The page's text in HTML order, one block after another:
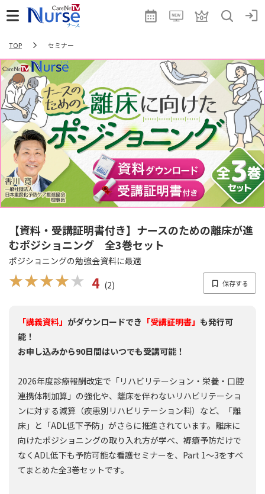
TOP セミナー
【資料・受講証明書付き】ナースのための離床が進
むポジショニング 全3巻セット
ポジショニングの勉強会資料に最適
★★★★★
★★★★★ 4 (2)
「講義資料」 がダウンロードでき 「受講証明書」 も発行可
能！
お申し込みから90日間はいつでも受講可能！
2026年度診療報酬改定で「リハビリテーション・栄養・口腔
連携体制加算」の強化や、離床を伴わないリハビリテーショ
ンに対する減算（疾患別リハビリテーション料）など、「離
床」と「ADL低下予防」がさらに推進されています。離床に
向けたポジショニングの取り入れ方が学べ、褥瘡予防だけで
なくADL低下も予防可能な看護セミナーを、Part 1～3をすべ
てまとめた全3巻セットです。